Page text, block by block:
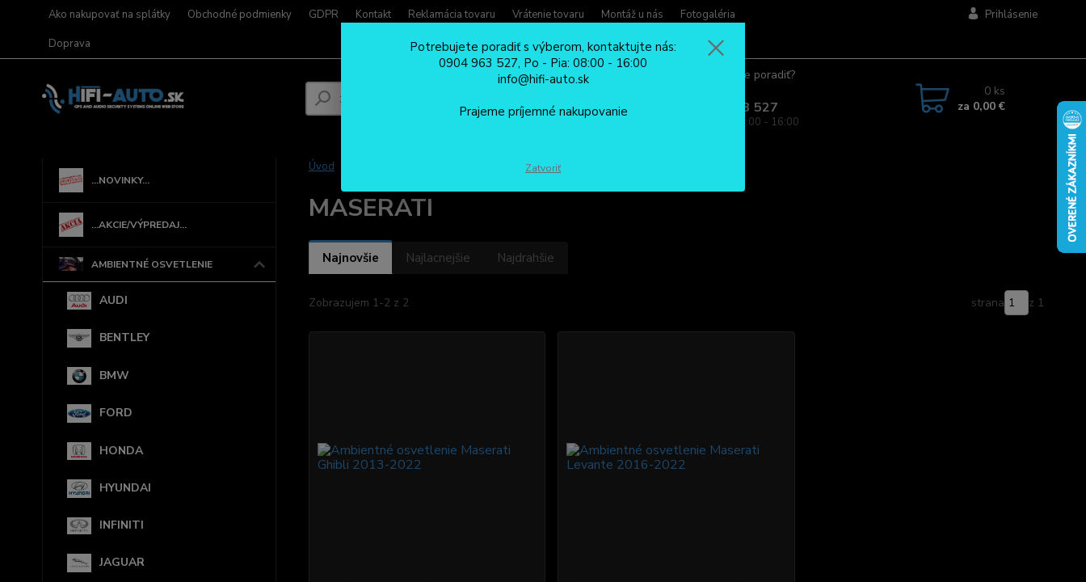
Ako nakupovať na splátky Obchodné podmienky GDPR Kontakt Reklamácia tovaru Vrátenie tovaru Montáž u nás
Fotogaléria
Doprava
Prihlásenie
Potrebujete poradiť?
0904 963 527
Po - Pia: 08:00 - 16:00
0 ks
za 0,00 €
...NOVINKY...
...AKCIE/VÝPREDAJ...
AMBIENTNÉ OSVETLENIE
AUDI
BENTLEY
BMW
FORD
HONDA
HYUNDAI
INFINITI
JAGUAR
Úvod MASERATI
MASERATI
Najnovšie Najlacnejšie Najdrahšie
Zobrazujem 1-2 z 2 strana z 1
Potrebujete poradiť s výberom, kontaktujte nás:
0904 963 527, Po - Pia: 08:00 - 16:00
info@hifi-auto.sk
Prajeme príjemné nakupovanie
Zatvoriť